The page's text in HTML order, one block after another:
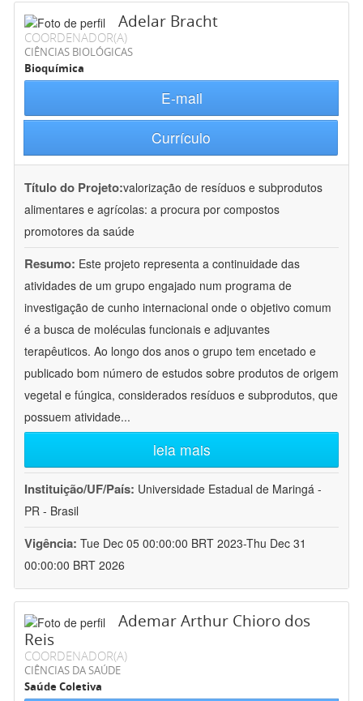
Adelar Bracht
COORDENADOR(A)
CIÊNCIAS BIOLÓGICAS
Bioquímica
E-mail
Currículo
Título do Projeto:valorização de resíduos e subprodutos
alimentares e agrícolas: a procura por compostos
promotores da saúde
Resumo: Este projeto representa a continuidade das
atividades de um grupo engajado num programa de
investigação de cunho internacional onde o objetivo comum
é a busca de moléculas funcionais e adjuvantes
terapêuticos. Ao longo dos anos o grupo tem encetado e
publicado bom número de estudos sobre produtos de origem
vegetal e fúngica, considerados resíduos e subprodutos, que
possuem atividade...
leia mais
Instituição/UF/País: Universidade Estadual de Maringá -
PR - Brasil
Vigência: Tue Dec 05 00:00:00 BRT 2023-Thu Dec 31
00:00:00 BRT 2026
Ademar Arthur Chioro dos
Reis
COORDENADOR(A)
CIÊNCIAS DA SAÚDE
Saúde Coletiva